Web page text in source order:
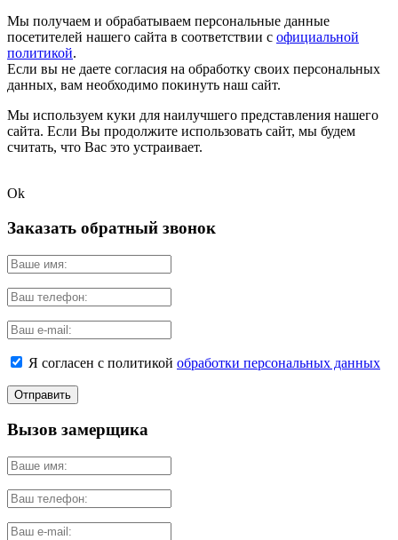
Мы получаем и обрабатываем персональные данные
посетителей нашего сайта в соответствии с официальной
политикой.
Если вы не даете согласия на обработку своих персональных
данных, вам необходимо покинуть наш сайт.
Мы используем куки для наилучшего представления нашего
сайта. Если Вы продолжите использовать сайт, мы будем
считать, что Вас это устраивает.
Ok
Заказать обратный звонок
Я согласен с политикой обработки персональных данных
Вызов замерщика